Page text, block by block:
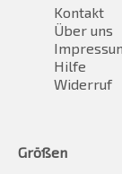
Kontakt
Über uns
Hilfe
Widerruf
Größen